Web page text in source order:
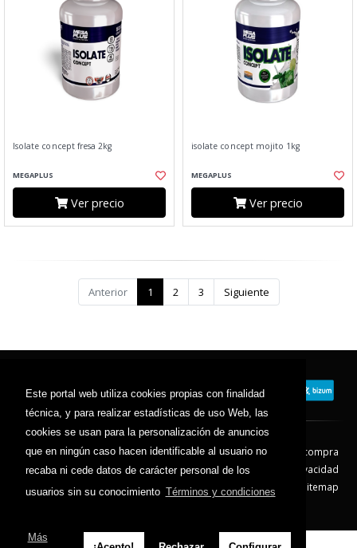
Este portal web utiliza cookies propias con finalidad
técnica, y para realizar estadísticas de uso Web, las
cookies se usan para la personalización de anuncios
que en ningún caso hacen identificable al usuario no
recaba ni cede datos de carácter personal de los
usuarios sin su conocimiento Términos y condiciones
Más
Isolate concept fresa 2kg
MEGAPLUS
Ver precio
isolate concept mojito 1kg
MEGAPLUS
Ver precio
Anterior 1 2 3 Siguiente
Contacto Aviso Legal
Condiciones de compra
Política de envíos
Política de devolución
Política de Privacidad
Política de Cookies
Sitemap